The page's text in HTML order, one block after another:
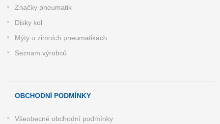
Značky pneumatik
Disky kol
Mýty o zimních pneumatikách
Seznam výrobců
OBCHODNÍ PODMÍNKY
Všeobecné obchodní podmínky